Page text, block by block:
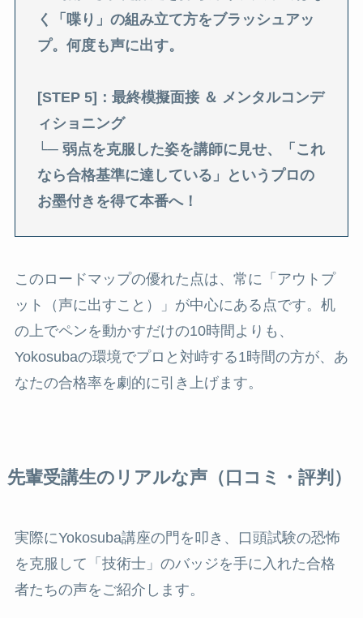
く「喋り」の組み立て方をブラッシュアッ
プ。何度も声に出す。
[STEP 5]：最終模擬面接 ＆ メンタルコンデ
ィショニング
└─ 弱点を克服した姿を講師に見せ、「これ
なら合格基準に達している」というプロの
お墨付きを得て本番へ！
このロードマップの優れた点は、常に「アウトプ
ット（声に出すこと）」が中心にある点です。机
の上でペンを動かすだけの10時間よりも、
Yokosubaの環境でプロと対峙する1時間の方が、あ
なたの合格率を劇的に引き上げます。
先輩受講生のリアルな声（口コミ・評判）
実際にYokosuba講座の門を叩き、口頭試験の恐怖
を克服して「技術士」のバッジを手に入れた合格
者たちの声をご紹介します。